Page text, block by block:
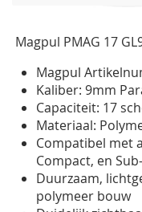
Magpul PMAG 17
Magpul
Kaliber: 9mm
Capaciteit: 17
Materiaal:
Compatibel met
Compact, en
Duurzaam,
polymeer bouw